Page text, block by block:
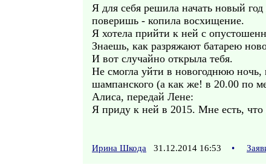
Я для себя решила начать новый
поверишь - копила восхищение.
Я хотела прийти к ней с
Знаешь, как разряжают батарею
И вот случайно открыла тебя.
Не смогла уйти в новогоднюю ночь,
шампанского (а как же! в 20.00 по
Алиса, передай Лене:
Я приду к ней в 2015. Мне есть, что
Ирина Шкода 31.12.2014 16:53 •